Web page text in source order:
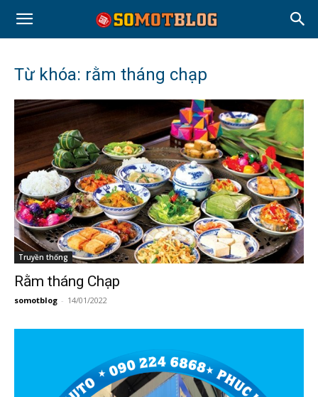
Từ khóa: rằm tháng chạp
Truyền thống
Rằm tháng Chạp
somotblog - 14/01/2022